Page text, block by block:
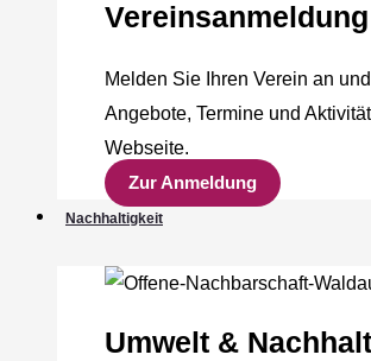
Vereinsanmeldung
Melden Sie Ihren Verein an
Angebote, Termine und
Webseite.
Zur Anmeldung
Nachhaltigkeit
Umwelt &